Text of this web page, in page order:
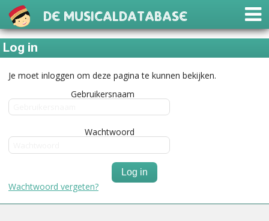
De Musicaldatabase
Log in
Je moet inloggen om deze pagina te kunnen bekijken.
Gebruikersnaam
Wachtwoord
Log in
Wachtwoord vergeten?